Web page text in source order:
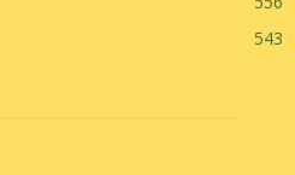
543